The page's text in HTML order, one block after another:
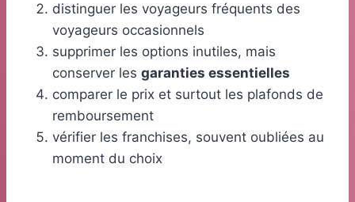
distinguer les voyageurs fréquents des
voyageurs occasionnels
supprimer les options inutiles, mais
conserver les garanties essentielles
comparer le prix et surtout les plafonds de
remboursement
vérifier les franchises, souvent oubliées au
moment du choix